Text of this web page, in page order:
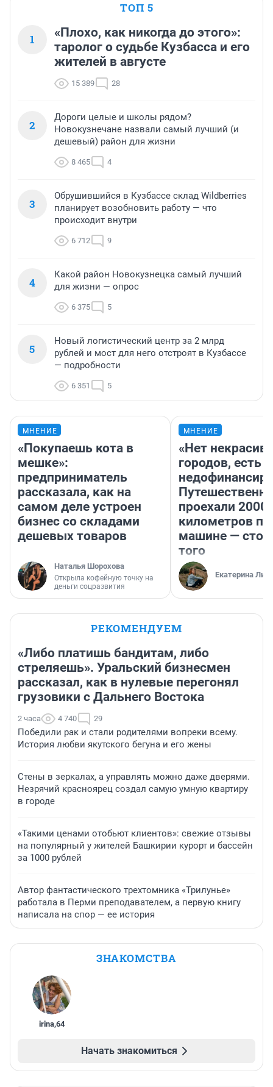
ТОП 5
1
«Плохо, как никогда до этого»:
таролог о судьбе Кузбасса и его
жителей в августе
15 389 28
2
Дороги целые и школы рядом?
Новокузнечане назвали самый лучший (и
дешевый) район для жизни
8 465 4
3
Обрушившийся в Кузбассе склад Wildberries
планирует возобновить работу — что
происходит внутри
6 712 9
4
Какой район Новокузнецка самый лучший
для жизни — опрос
6 375 5
5
Новый логистический центр за 2 млрд
рублей и мост для него отстроят в Кузбассе
— подробности
6 351 5
МНЕНИЕ
«Покупаешь кота в
мешке»:
предприниматель
рассказала, как на
самом деле устроен
бизнес со складами
дешевых товаров
Наталья Шорохова
Открыла кофейную точку на
деньги соцразвития
МНЕНИЕ
«Нет
городов, есть
проехали 2000
километров по
машине —
того
Екатерина
РЕКОМЕНДУЕМ
«Либо платишь бандитам, либо
стреляешь». Уральский бизнесмен
рассказал, как в нулевые перегонял
грузовики с Дальнего Востока
2 часа 4 740 29
Победили рак и стали родителями вопреки всему.
История любви якутского бегуна и его жены
Стены в зеркалах, а управлять можно даже дверями.
Незрячий красноярец создал самую умную квартиру
в городе
«Такими ценами отобьют клиентов»: свежие отзывы
на популярный у жителей Башкирии курорт и бассейн
за 1000 рублей
Автор фантастического трехтомника «Трилунье»
работала в Перми преподавателем, а первую книгу
написала на спор — ее история
ЗНАКОМСТВА
irina,64
Начать знакомиться